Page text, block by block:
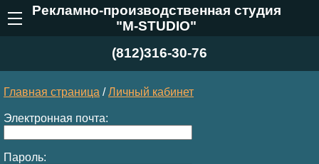
Рекламно-производственная студия
"M-STUDIO"
(812)316-30-76
Главная страница /Личный кабинет
Электронная почта:
Пароль: